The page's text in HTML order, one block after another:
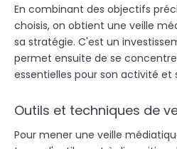
En combinant des objectifs
choisis, on obtient une veille
sa stratégie. C'est un
permet ensuite de se
essentielles pour son activité
Outils et techniques de
Pour mener une veille